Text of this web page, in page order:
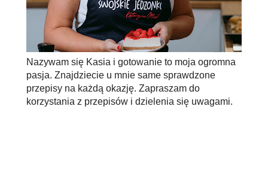
Nazywam się Kasia i gotowanie to moja ogromna
pasja. Znajdziecie u mnie same sprawdzone
przepisy na każdą okazję. Zapraszam do
korzystania z przepisów i dzielenia się uwagami.